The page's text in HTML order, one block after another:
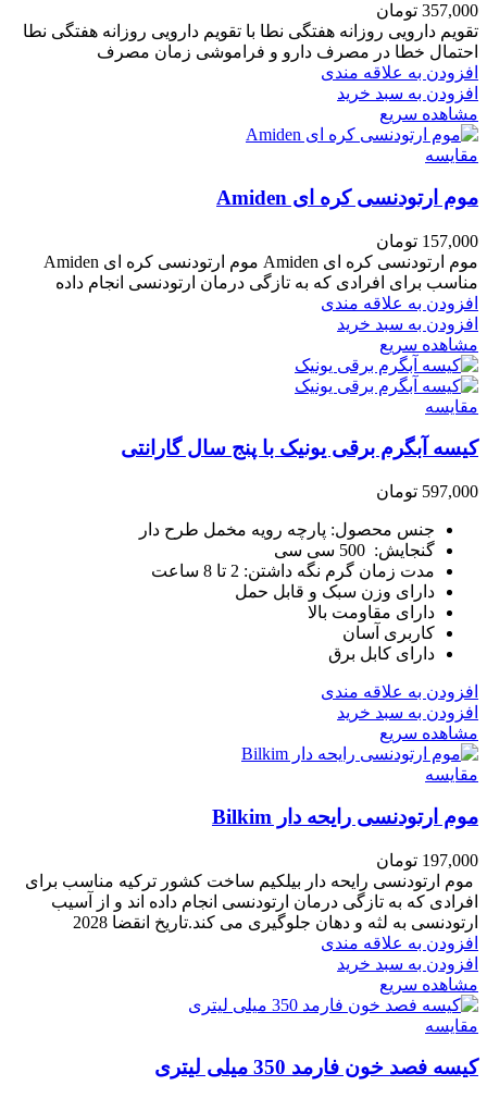
357,000 تومان
تقویم دارویی روزانه هفتگی نطا با تقویم دارویی روزانه هفتگی نطا
احتمال خطا در مصرف دارو و فراموشی زمان مصرف
افزودن به علاقه مندی
افزودن به سبد خرید
مشاهده سریع
مقایسه
موم ارتودنسی کره ای Amiden
157,000 تومان
موم ارتودنسی کره ای Amiden موم ارتودنسی کره ای Amiden
مناسب برای افرادی که به تازگی درمان ارتودنسی انجام داده
افزودن به علاقه مندی
افزودن به سبد خرید
مشاهده سریع
مقایسه
کیسه آبگرم برقی یونیک با پنج سال گارانتی
597,000 تومان
جنس محصول: پارچه رویه مخمل طرح دار
گنجایش: 500 سی سی
مدت زمان گرم نگه داشتن: 2 تا 8 ساعت
دارای وزن سبک و قابل حمل
دارای مقاومت بالا
کاربری آسان
دارای کابل برق
افزودن به علاقه مندی
افزودن به سبد خرید
مشاهده سریع
مقایسه
موم ارتودنسی رایحه دار Bilkim
197,000 تومان
موم ارتودنسی رایحه دار بیلکیم ساخت کشور ترکیه مناسب برای
افرادی که به تازگی درمان ارتودنسی انجام داده اند و از آسیب
ارتودنسی به لثه و دهان جلوگیری می کند.تاریخ انقضا 2028
افزودن به علاقه مندی
افزودن به سبد خرید
مشاهده سریع
مقایسه
کیسه فصد خون فارمد 350 میلی لیتری